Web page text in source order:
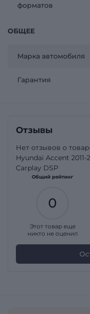
форматов
ОБЩЕЕ
Марка автомобиля
Гарантия
Отзывы
Нет отзывов о
Hyundai Accent 2011-
Carplay DSP
Общий рейтинг
0
Этот товар еще
никто не оценил